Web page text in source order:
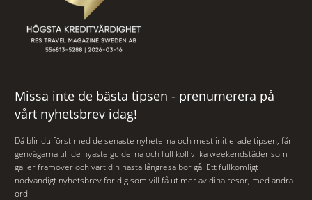
Missa inte de bästa tipsen - prenumerera på
vårt nyhetsbrev idag!
Då blir du först med de senaste nyheterna och mest initierade tipsen, får
genvägarna till de nyaste guiderna och full koll vilka weekendstäder som
gäller framöver och vart din nästa långresa bör gå. Ett fullkomligt
nödvändigt nyhetsbrev för dig som vill få ut mer av dina resor, med andra
ord.